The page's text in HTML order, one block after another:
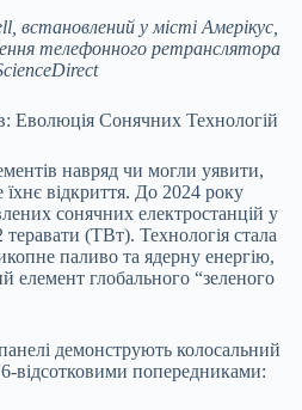
встановлений у місті Амерікус,
телефонного ретранслятора
Еволюція Сонячних Технологій
навряд чи могли уявити,
відкриття. До 2024 року
сонячних електростанцій у
(ТВт). Технологія стала
паливо та ядерну енергію,
елемент глобального “зеленого
демонструють колосальний
відсотковими попередниками: